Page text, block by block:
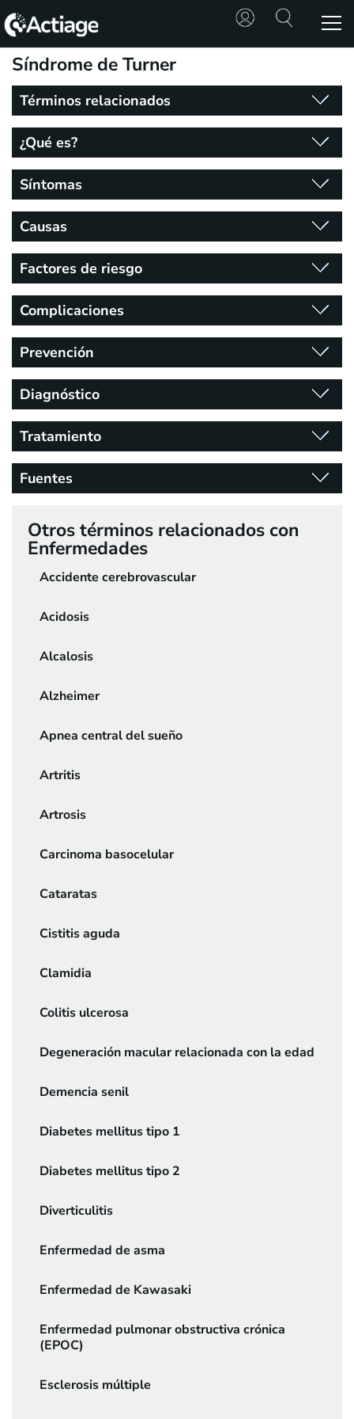
SHOP
TRATAMIENTOS
CONSULTA
CONOCE
ACTIAGE
RECURSOS
Síndrome de Turner
Términos relacionados
¿Qué es?
Síntomas
Causas
Factores de riesgo
Complicaciones
Prevención
Diagnóstico
Tratamiento
Fuentes
Otros términos relacionados con
Enfermedades
Accidente cerebrovascular
Acidosis
Alcalosis
Alzheimer
Apnea central del sueño
Artritis
Artrosis
Carcinoma basocelular
Cataratas
Cistitis aguda
Clamidia
Colitis ulcerosa
Degeneración macular relacionada con la edad
Demencia senil
Diabetes mellitus tipo 1
Diabetes mellitus tipo 2
Diverticulitis
Enfermedad de asma
Enfermedad de Kawasaki
Enfermedad pulmonar obstructiva crónica
(EPOC)
Esclerosis múltiple